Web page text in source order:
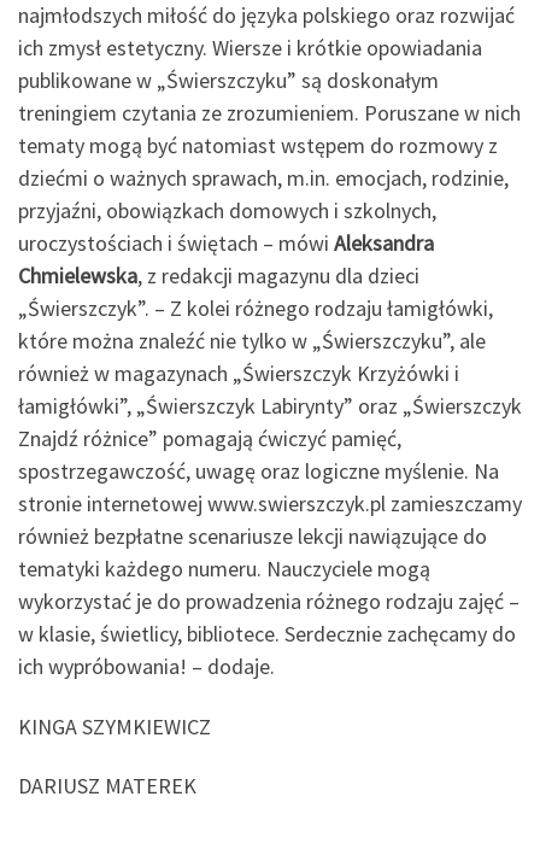
najmłodszych miłość do języka polskiego oraz rozwijać
ich zmysł estetyczny. Wiersze i krótkie opowiadania
publikowane w „Świerszczyku” są doskonałym
treningiem czytania ze zrozumieniem. Poruszane w nich
tematy mogą być natomiast wstępem do rozmowy z
dziećmi o ważnych sprawach, m.in. emocjach, rodzinie,
przyjaźni, obowiązkach domowych i szkolnych,
uroczystościach i świętach – mówi Aleksandra
Chmielewska, z redakcji magazynu dla dzieci
„Świerszczyk”. – Z kolei różnego rodzaju łamigłówki,
które można znaleźć nie tylko w „Świerszczyku”, ale
również w magazynach „Świerszczyk Krzyżówki i
łamigłówki”, „Świerszczyk Labirynty” oraz „Świerszczyk
Znajdź różnice” pomagają ćwiczyć pamięć,
spostrzegawczość, uwagę oraz logiczne myślenie. Na
stronie internetowej www.swierszczyk.pl zamieszczamy
również bezpłatne scenariusze lekcji nawiązujące do
tematyki każdego numeru. Nauczyciele mogą
wykorzystać je do prowadzenia różnego rodzaju zajęć –
w klasie, świetlicy, bibliotece. Serdecznie zachęcamy do
ich wypróbowania! – dodaje.
KINGA SZYMKIEWICZ
DARIUSZ MATEREK